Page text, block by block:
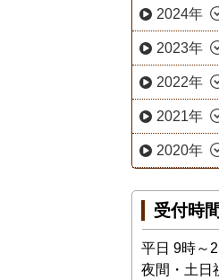
2024年
2023年
2022年
2021年
2020年
受付時間
平日 9時～
夜間・土日